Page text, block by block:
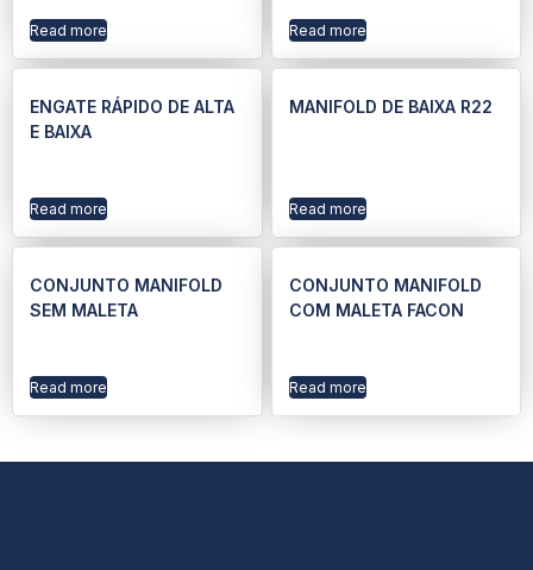
Read more Read more
ENGATE RÁPIDO DE ALTA
E BAIXA
Read more
MANIFOLD DE BAIXA R22
Read more
CONJUNTO MANIFOLD
SEM MALETA
Read more
CONJUNTO MANIFOLD
COM MALETA FACON
Read more